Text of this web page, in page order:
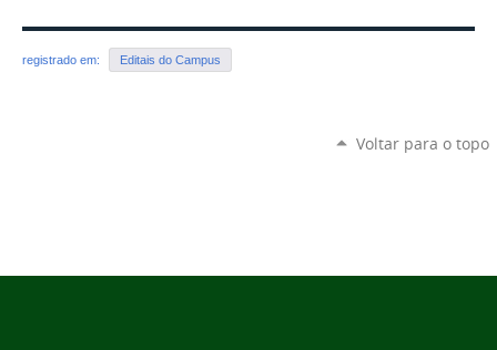
registrado em: Editais do Campus
Voltar para o topo